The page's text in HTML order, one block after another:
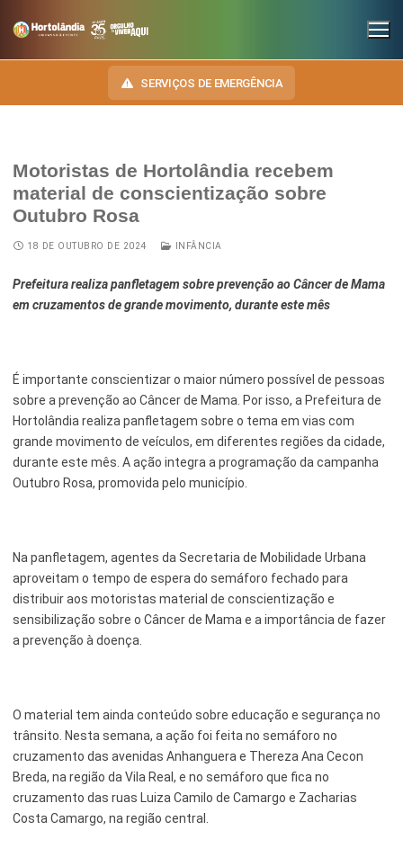
SERVIÇOS DE EMERGÊNCIA
INSTITUCIONAL
SECRETARIAS
Administração e Gestão de Pessoal
Assuntos Jurídicos
Educação, Ciência e Tecnologia
Esporte e Lazer
Finanças
Inclusão e Desenvolvimento Social
Meio Ambiente, Desenvolvimento Sustentável e Assuntos
Climáticos
Planejamento Urbano e Gestão Estratégica
Saúde
Segurança Pública
NOSSA CIDADE
HINO, BRASÃO E BANDEIRA
Telefones Úteis
Notícias Anteriores a 2024
TRANSPARÊNCIA
OUVIDORIA
LEIS MUNICIPAIS
Motoristas de Hortolândia recebem
material de conscientização sobre
Outubro Rosa
18 DE OUTUBRO DE 2024 INFÂNCIA
Prefeitura realiza panfletagem sobre prevenção ao Câncer de Mama
em cruzamentos de grande movimento, durante este mês
É importante conscientizar o maior número possível de pessoas
sobre a prevenção ao Câncer de Mama. Por isso, a Prefeitura de
Hortolândia realiza panfletagem sobre o tema em vias com
grande movimento de veículos, em diferentes regiões da cidade,
durante este mês. A ação integra a programação da campanha
Outubro Rosa, promovida pelo município.
Na panfletagem, agentes da Secretaria de Mobilidade Urbana
aproveitam o tempo de espera do semáforo fechado para
distribuir aos motoristas material de conscientização e
sensibilização sobre o Câncer de Mama e a importância de fazer
a prevenção à doença.
O material tem ainda conteúdo sobre educação e segurança no
trânsito. Nesta semana, a ação foi feita no semáforo no
cruzamento das avenidas Anhanguera e Thereza Ana Cecon
Breda, na região da Vila Real, e no semáforo que fica no
cruzamento das ruas Luiza Camilo de Camargo e Zacharias
Costa Camargo, na região central.